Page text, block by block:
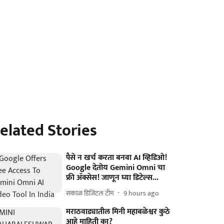
Stories
पैसे न खर्च करता बनवा AI व्हिडिओ!
Google देतोय Gemini Omni चा
फ्री ॲक्सेस! जाणून घ्या डिटेल्स...
सकाळ डिजिटल टीम 9 hours ago
मराठवाड्यातील मिनी महाबळेश्वर कुठे